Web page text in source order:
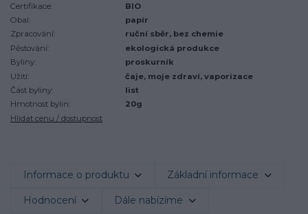
Certifikace:
BIO
Obal:
papír
Zpracování:
ruční sběr, bez chemie
Pěstování:
ekologická produkce
Byliny:
proskurník
Užití:
čaje, moje zdraví, vaporizace
Část byliny:
list
Hmotnost bylin:
20g
Hlídat cenu / dostupnost
Informace o produktu Základní informace
Hodnocení Dále nabízíme